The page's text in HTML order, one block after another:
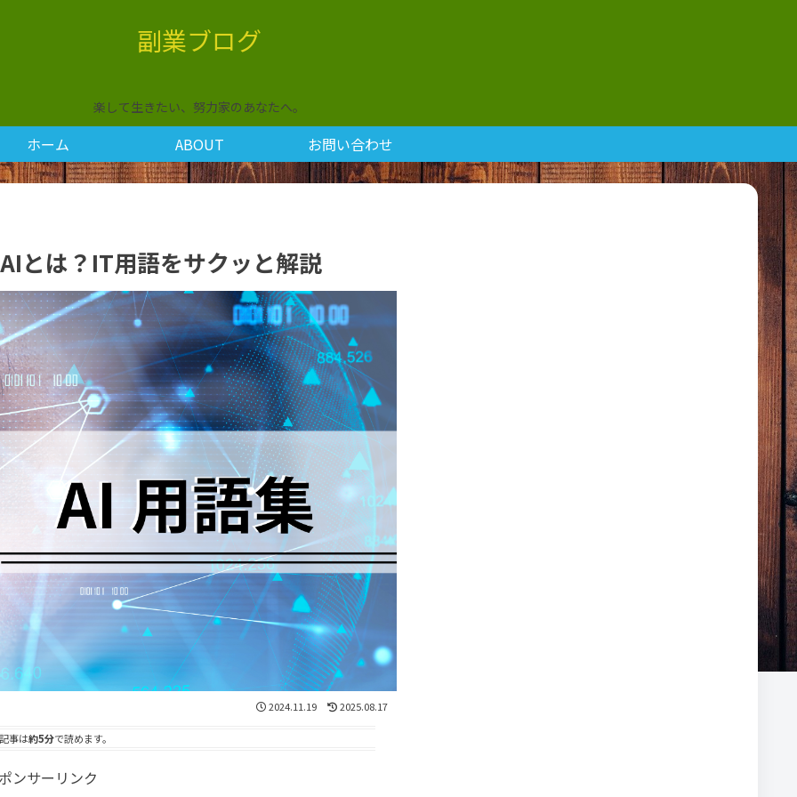
副業ブログ
楽して生きたい、努力家のあなたへ。
ホーム ABOUT お問い合わせ
とは？IT用語をサクッと解説
2024.11.19 2025.08.17
事は約5分で読めます。
ンサーリンク